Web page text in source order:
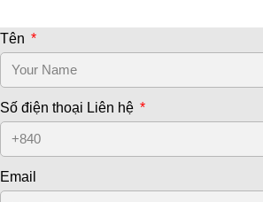
Tên
Số điện thoại Liên hệ
Email